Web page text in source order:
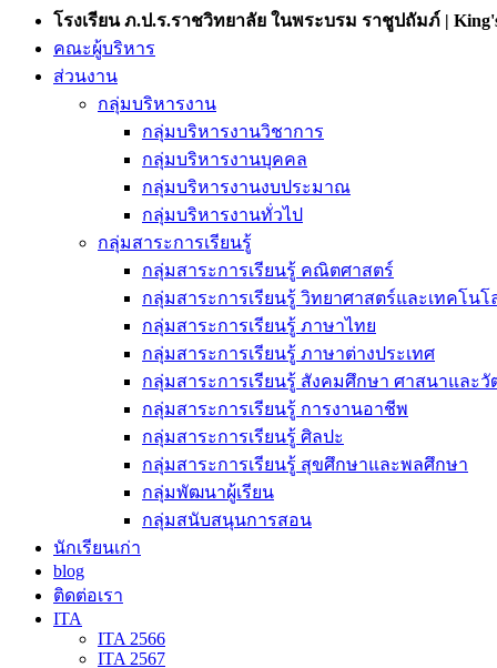
โรงเรียน ภ.ป.ร.ราชวิทยาลัย ในพระบรม ราชูปถัมภ์ | King's
คณะผู้บริหาร
ส่วนงาน
กลุ่มบริหารงาน
กลุ่มบริหารงานวิชาการ
กลุ่มบริหารงานบุคคล
กลุ่มบริหารงานงบประมาณ
กลุ่มบริหารงานทั่วไป
กลุ่มสาระการเรียนรู้
กลุ่มสาระการเรียนรู้ คณิตศาสตร์
กลุ่มสาระการเรียนรู้ วิทยาศาสตร์และเทคโนโ
กลุ่มสาระการเรียนรู้ ภาษาไทย
กลุ่มสาระการเรียนรู้ ภาษาต่างประเทศ
กลุ่มสาระการเรียนรู้ สังคมศึกษา ศาสนาและ
กลุ่มสาระการเรียนรู้ การงานอาชีพ
กลุ่มสาระการเรียนรู้ ศิลปะ
กลุ่มสาระการเรียนรู้ สุขศึกษาและพลศึกษา
กลุ่มพัฒนาผู้เรียน
กลุ่มสนับสนุนการสอน
นักเรียนเก่า
blog
ติดต่อเรา
ITA
ITA 2566
ITA 2567